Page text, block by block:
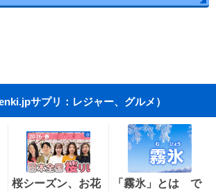
サプリ：レジャー、グルメ）
桜シーズン、お花
「霧氷」とは で